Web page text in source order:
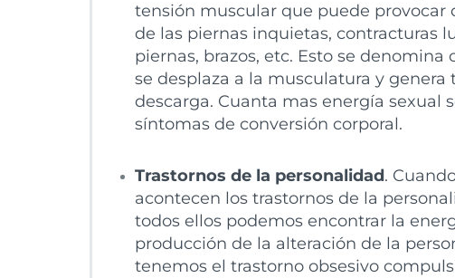
tensión muscular que puede
de las piernas inquietas, contracturas
piernas, brazos, etc. Esto se
se desplaza a la musculatura y
descarga. Cuanta mas energía sexual
síntomas de conversión corporal.
Trastornos de la personalidad.
acontecen los trastornos de la
todos ellos podemos encontrar la
producción de la alteración de la
tenemos el trastorno obsesivo